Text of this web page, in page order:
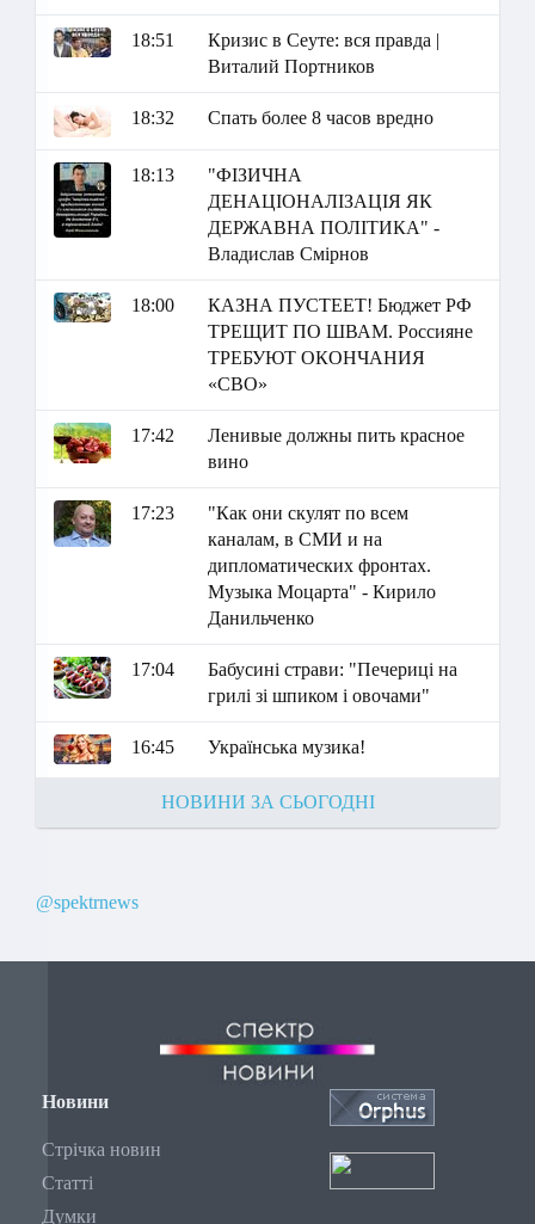
18:51
Кризис в Сеуте: вся правда |
Виталий Портников
18:32 Спать более 8 часов вредно
18:13
"ФІЗИЧНА
ДЕНАЦІОНАЛІЗАЦІЯ ЯК
ДЕРЖАВНА ПОЛІТИКА" -
Владислав Смірнов
18:00
КАЗНА ПУСТЕЕТ! Бюджет РФ
ТРЕЩИТ ПО ШВАМ. Россияне
ТРЕБУЮТ ОКОНЧАНИЯ
«СВО»
17:42
Ленивые должны пить красное
вино
17:23
"Как они скулят по всем
каналам, в СМИ и на
дипломатических фронтах.
Музыка Моцарта" - Кирило
Данильченко
17:04
Бабусині страви: "Печериці на
грилі зі шпиком і овочами"
16:45 Українська музика!
НОВИНИ ЗА СЬОГОДНІ
@spektrnews
Новини
Стрічка новин
Статті
Думки